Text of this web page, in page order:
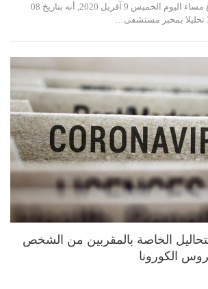
اصدرت وزارة الصحة بلاغ مساء اليوم الخميس 9 آفريل 2020, أنه بتاريخ 08
الخاصة بالمقربين من الشخص
الكورونا